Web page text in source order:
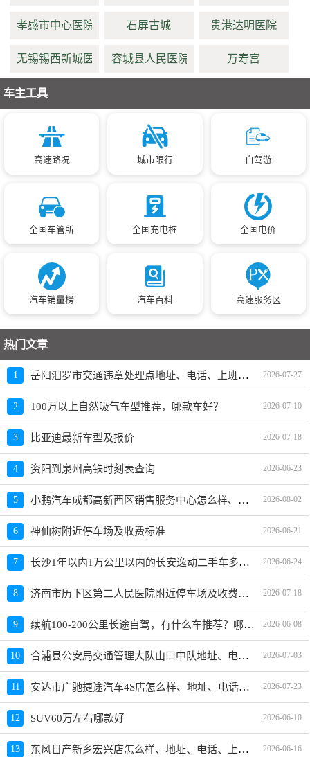
孝感市中心医院(仁济分院)石屏古城 贵港达明医院
无锡锡西新城医院 容城县人民医院 万寿宫
车主工具
高速路况 城市限行 自驾游
全国车管所 全国充电桩 全国电价
汽车销量榜 汽车百科 高速服务区
热门文章
1 岳阳汨罗市交通违章处理点地址、电话、上班时间 2026-07-27
2 100万以上自然吸气车型推荐，哪款车好？ 2026-07-10
3 比亚迪最新车型及报价 2026-07-18
4 资阳到泉州高铁时刻表查询 2026-06-23
5 小鹏汽车成都高新西区销售服务中心怎么样、地址、电话、上班时间查询 2026-08-02
6 神仙树附近停车场及收费标准 2026-06-21
7 长沙1年以内1万公里以内的长安逸动二手车多少钱 2026-06-24
8 济南市历下区第二人民医院附近停车场及收费标准 2026-07-18
9 续航100-200公里长途自驾，有什么车推荐？哪款好？价格多少？ 2026-06-08
10 合浦县公安局交通管理大队山口中队地址、电话、上班时间、能处理违章吗 2026-07-03
11 安达市广驰捷途汽车4S店怎么样、地址、电话、上班时间查询 2026-07-23
12 SUV60万左右哪款好 2026-06-10
13 东风日产新乡宏兴店怎么样、地址、电话、上班时间查询 2026-06-16